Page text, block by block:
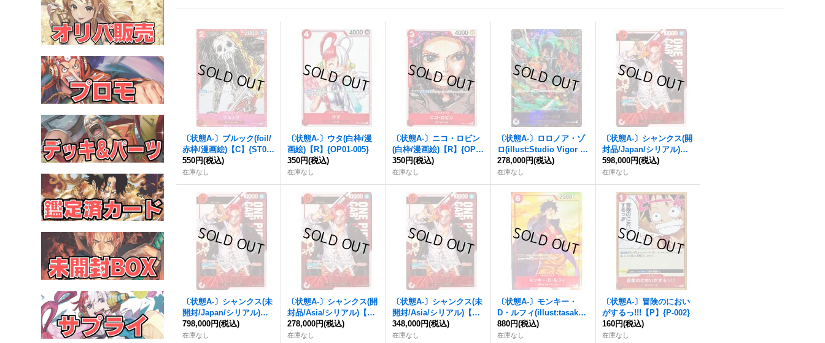
〔状態A-〕ブルック(foil/
赤枠/漫画絵)【C】{ST01-
011}
550円(税込)
在庫なし
〔状態A-〕ウタ(白枠/漫
画絵)【R】{OP01-005}
350円(税込)
在庫なし
〔状態A-〕ニコ・ロビン
(白枠/漫画絵)【R】{OP01
-017}
350円(税込)
在庫なし
〔状態A-〕ロロノア・ゾ
ロ(illust:Studio Vigor C
o.Ltd)【SR】{OP01-025}
278,000円(税込)
在庫なし
〔状態A-〕シャンクス(開
封品/Japan/シリアル)【S
EC】{OP01-120}
598,000円(税込)
在庫なし
〔状態A-〕シャンクス(未
開封/Japan/シリアル)【S
EC】{OP01-120}
798,000円(税込)
在庫なし
〔状態A-〕シャンクス(開
封品/Asia/シリアル)【SE
C】{OP01-120}
278,000円(税込)
在庫なし
〔状態A-〕シャンクス(未
開封/Asia/シリアル)【SE
C】{OP01-120}
348,000円(税込)
在庫なし
〔状態A-〕モンキー・
D・ルフィ(illust:tasaka)
【P】{P-001}
880円(税込)
在庫なし
〔状態A-〕冒険のにおい
がするっ!!!【P】{P-002}
160円(税込)
在庫なし